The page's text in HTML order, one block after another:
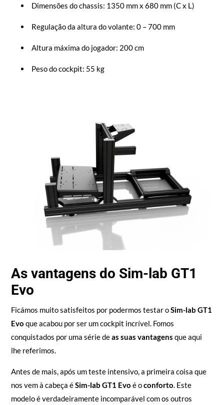
Dimensões do chassis: 1350 mm x 680 mm (C x L)
Regulação da altura do volante: 0 – 700 mm
Altura máxima do jogador: 200 cm
Peso do cockpit: 55 kg
As vantagens do Sim-lab GT1
Evo
Ficámos muito satisfeitos por podermos testar oSim-lab GT1
Evo que acabou por ser um cockpit incrível. Fomos
conquistados por uma série deas suas vantagens que aqui
lhe referimos.
Antes de mais, após um teste intensivo, a primeira coisa que
nos vem à cabeça éSim-lab GT1 Evo é oconforto. Este
modelo é verdadeiramente incomparável com os outros